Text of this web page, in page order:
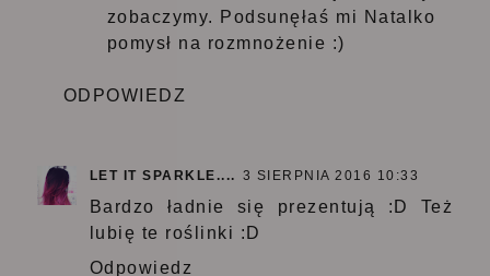
zobaczymy. Podsunęłaś mi Natalko
pomysł na rozmnożenie :)
ODPOWIEDZ
LET IT SPARKLE.... 3 SIERPNIA 2016 10:33
Bardzo ładnie się prezentują :D Też
lubię te roślinki :D
Odpowiedz